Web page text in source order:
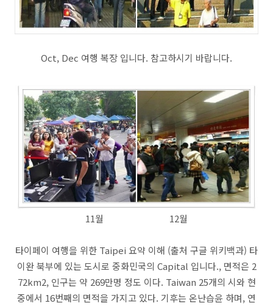
Oct, Dec 여행 복장 입니다. 참고하시기 바랍니다.
11월 12월
타이페이 여행을 위한 Taipei 요약 이해 (출처 구글 위키백과) 타
이완 북부에 있는 도시로 중화민국의 Capital 입니다., 면적은 2
72km2, 인구는 약 269만명 정도 이다. Taiwan 25개의 시와 현
중에서 16번째의 면적을 가지고 있다. 기후는 온난습윤 하며, 연